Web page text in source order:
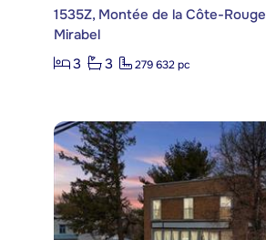
1535Z, Montée de la Côte-Rouge
Mirabel
3
3 279 632 pc